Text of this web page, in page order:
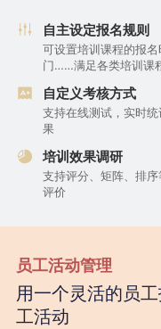
自主设定报名规则
可设置培训课程的报
门……满足各类培训课
自定义考核方式
支持在线测试，实时
果
培训效果调研
支持评分、矩阵、排
评价
员工活动管理
用一个灵活的员
工活动